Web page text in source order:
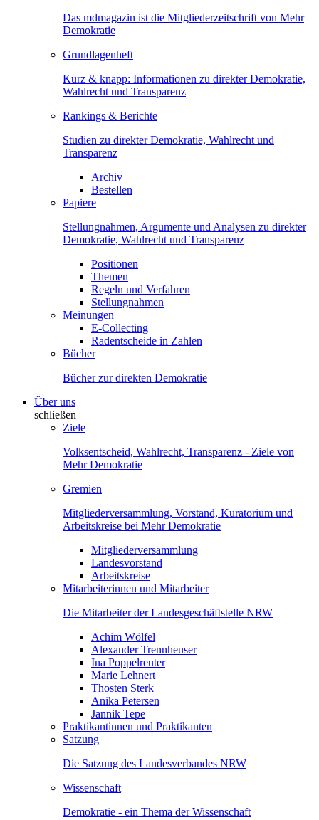
Das mdmagazin ist die Mitgliederzeitschrift von Mehr
Demokratie
Grundlagenheft
Kurz & knapp: Informationen zu direkter Demokratie,
Wahlrecht und Transparenz
Rankings & Berichte
Studien zu direkter Demokratie, Wahlrecht und
Transparenz
Archiv
Bestellen
Papiere
Stellungnahmen, Argumente und Analysen zu direkter
Demokratie, Wahlrecht und Transparenz
Positionen
Themen
Regeln und Verfahren
Stellungnahmen
Meinungen
E-Collecting
Radentscheide in Zahlen
Bücher
Bücher zur direkten Demokratie
Über uns
schließen
Ziele
Volksentscheid, Wahlrecht, Transparenz - Ziele von
Mehr Demokratie
Gremien
Mitgliederversammlung, Vorstand, Kuratorium und
Arbeitskreise bei Mehr Demokratie
Mitgliederversammlung
Landesvorstand
Arbeitskreise
Mitarbeiterinnen und Mitarbeiter
Die Mitarbeiter der Landesgeschäftstelle NRW
Achim Wölfel
Alexander Trennheuser
Ina Poppelreuter
Marie Lehnert
Thosten Sterk
Anika Petersen
Jannik Tepe
Praktikantinnen und Praktikanten
Satzung
Die Satzung des Landesverbandes NRW
Wissenschaft
Demokratie - ein Thema der Wissenschaft